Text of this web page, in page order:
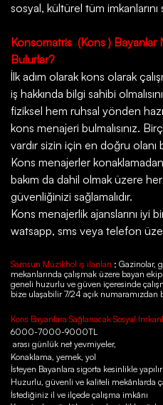
sosyal, kültürel tüm imkanlarını
Konsomatris (Kons ) Bayanlar
Bulurlar?
İlk adım olarak kons olarak
iş hakkında bilgi sahibi
fiziksel hem ruhsal yönden
kons menajeri bulmalısınız.
vardır sizin için en doğru olanı
Kons menajerler
bakım da dahil olmak üzere her
güvenliğinizi sağlamalıdır.
Kons menajerlik ajanslarını iyi
watsapp, sms veya telefon
Samsun Müzikhol iş ilanları ; Gazinolar,
mekanlarında çalışmak üzere bayan
geneli huzurlu ve güven içeresinde
bize ulaşabilir 7/24 açık numaramızdan
Kons Bayanlara Sağlanacak Sosyal
6000-7000-9000TL
arası günlük net yevmiyeler,
Konaklama, yemek, yol
İsteyen Bayanlara sigorta kesinlikle yapılır
Huzurlu, güvenli ve kaliteli mekânlarda
İstediğiniz il ve ilçede çalışma imkânı